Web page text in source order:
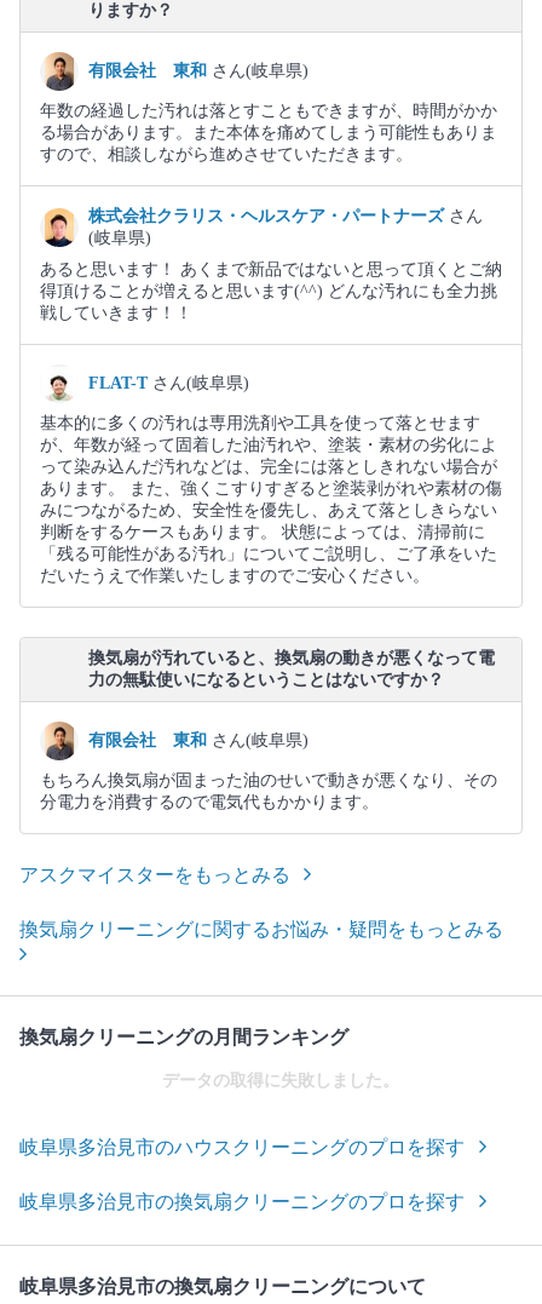
りますか？
有限会社 東和 さん(岐阜県)
年数の経過した汚れは落とすこともできますが、時間がかか
る場合があります。また本体を痛めてしまう可能性もありま
すので、相談しながら進めさせていただきます。
株式会社クラリス・ヘルスケア・パートナーズ さん
(岐阜県)
あると思います！ あくまで新品ではないと思って頂くとご納
得頂けることが増えると思います(⁠^⁠^⁠) どんな汚れにも全力挑
戦していきます！！
FLAT-T さん(岐阜県)
基本的に多くの汚れは専用洗剤や工具を使って落とせます
が、年数が経って固着した油汚れや、塗装・素材の劣化によ
って染み込んだ汚れなどは、完全には落としきれない場合が
あります。 また、強くこすりすぎると塗装剥がれや素材の傷
みにつながるため、安全性を優先し、あえて落としきらない
判断をするケースもあります。 状態によっては、清掃前に
「残る可能性がある汚れ」についてご説明し、ご了承をいた
だいたうえで作業いたしますのでご安心ください。
換気扇が汚れていると、換気扇の動きが悪くなって電
力の無駄使いになるということはないですか？
有限会社 東和 さん(岐阜県)
もちろん換気扇が固まった油のせいで動きが悪くなり、その
分電力を消費するので電気代もかかります。
アスクマイスターをもっとみる
換気扇クリーニングに関するお悩み・疑問をもっとみる
換気扇クリーニングの月間ランキング
データの取得に失敗しました。
岐阜県多治見市のハウスクリーニングのプロを探す
岐阜県多治見市の換気扇クリーニングのプロを探す
岐阜県多治見市の換気扇クリーニングについて